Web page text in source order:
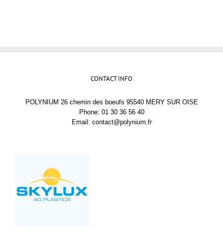
CONTACT INFO
POLYNIUM 26 chemin des boeufs 95540 MERY SUR OISE
Phone: 01 30 36 56 40
Email: contact@polynium.fr